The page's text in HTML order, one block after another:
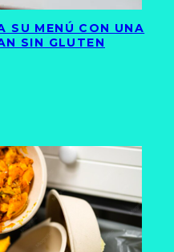
SU MENÚ CON UNA
SIN GLUTEN